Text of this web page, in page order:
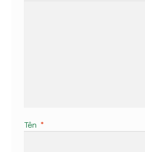
Tên *